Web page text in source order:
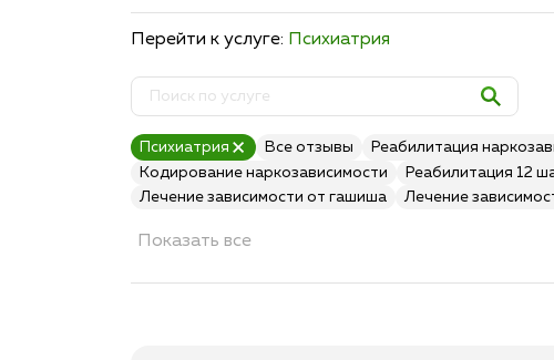
Перейти к услуге: Психиатрия
Психиатрия Все отзывы Реабилитация
Кодирование наркозависимости
Реабилитация 12
Лечение зависимости от гашиша
Лечение
Показать все